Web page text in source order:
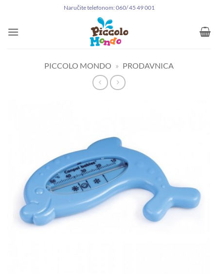
sadržaj
Naručite telefonom: 060/ 45 49 001
PICCOLO MONDO » PRODAVNICA